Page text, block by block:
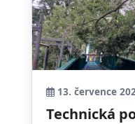
13. července
Technická